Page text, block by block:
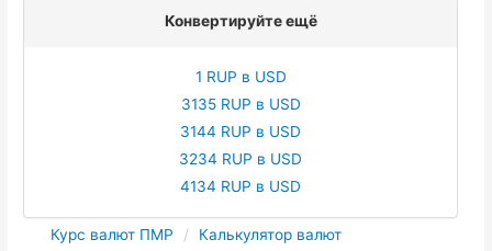
Конвертируйте ещё
1 RUP в USD
3135 RUP в USD
3144 RUP в USD
3234 RUP в USD
4134 RUP в USD
Курс валют ПМР
Калькулятор валют